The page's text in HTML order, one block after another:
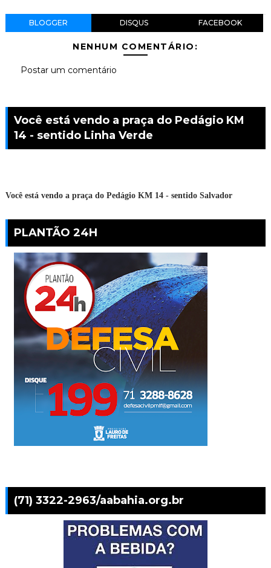
BLOGGER DISQUS FACEBOOK
NENHUM COMENTÁRIO:
Postar um comentário
Você está vendo a praça do Pedágio KM
14 - sentido Linha Verde
Você está vendo a praça do Pedágio KM 14 - sentido Salvador
PLANTÃO 24H
(71) 3322-2963/aabahia.org.br